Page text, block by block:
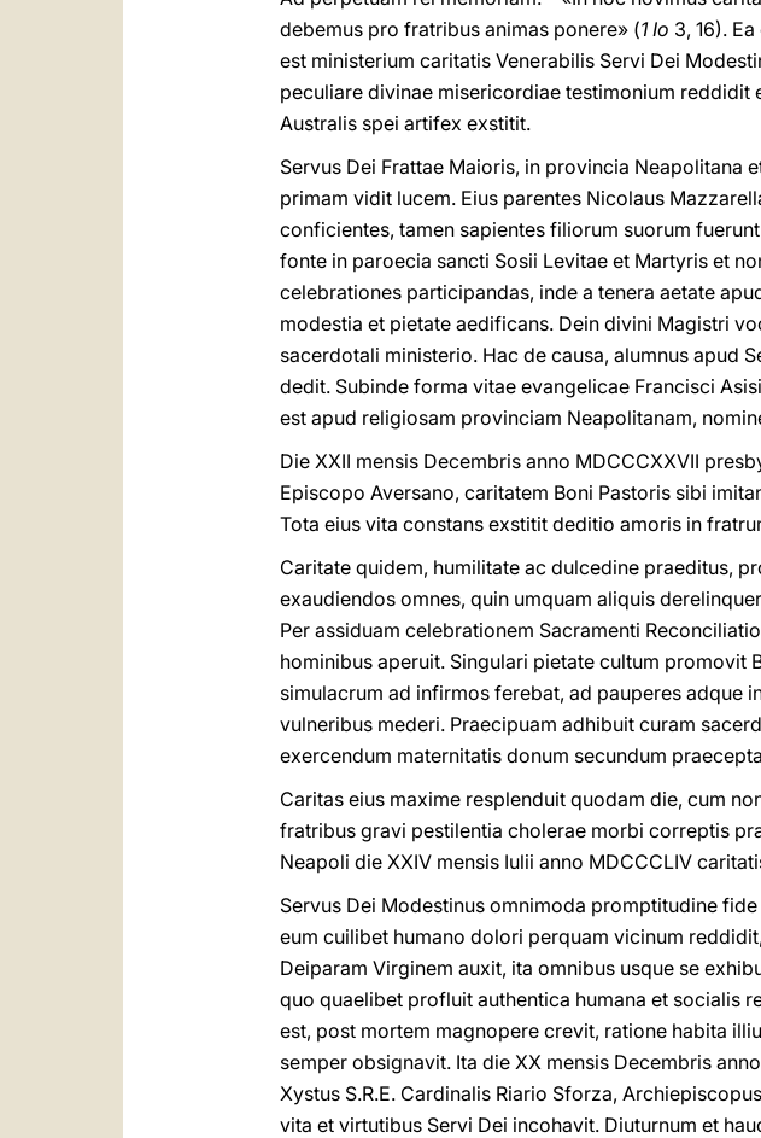
debemus pro fratribus animas ponere» (1 Io 3, 16).
est ministerium caritatis Venerabilis Servi Dei
peculiare divinae misericordiae testimonium
Australis spei artifex exstitit.
Servus Dei Frattae Maioris, in provincia Neapolitana
primam vidit lucem. Eius parentes Nicolaus
conficientes, tamen sapientes filiorum suorum
fonte in paroecia sancti Sosii Levitae et Martyris et
celebrationes participandas, inde a tenera aetate
modestia et pietate aedificans. Dein divini Magistri
sacerdotali ministerio. Hac de causa, alumnus apud
dedit. Subinde forma vitae evangelicae Francisci
est apud religiosam provinciam Neapolitanam,
Die XXII mensis Decembris anno MDCCCXXVII
Episcopo Aversano, caritatem Boni Pastoris sibi
Tota eius vita constans exstitit deditio amoris in
Caritate quidem, humilitate ac dulcedine praeditus,
exaudiendos omnes, quin umquam aliquis
Per assiduam celebrationem Sacramenti
hominibus aperuit. Singulari pietate cultum promovit
simulacrum ad infirmos ferebat, ad pauperes adque
vulneribus mederi. Praecipuam adhibuit curam
exercendum maternitatis donum secundum
Caritas eius maxime resplenduit quodam die, cum
fratribus gravi pestilentia cholerae morbi correptis
Neapoli die XXIV mensis Iulii anno MDCCCLIV
Servus Dei Modestinus omnimoda promptitudine
eum cuilibet humano dolori perquam vicinum
Deiparam Virginem auxit, ita omnibus usque se
quo quaelibet profluit authentica humana et socialis
est, post mortem magnopere crevit, ratione habita
semper obsignavit. Ita die XX mensis Decembris
Xystus S.R.E. Cardinalis Riario Sforza,
vita et virtutibus Servi Dei incohavit. Diuturnum et